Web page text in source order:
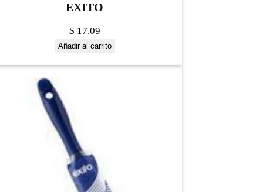
EXITO
$ 17.09
Añadir al carrito